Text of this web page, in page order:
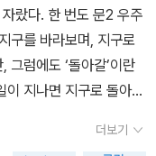
랐다. 한 번도 문2 우주
구를 바라보며, 지구로
럼에도 ‘돌아갈’이란
지나면 지구로 돌아가
향하게 된다. 그리고 중
더보기